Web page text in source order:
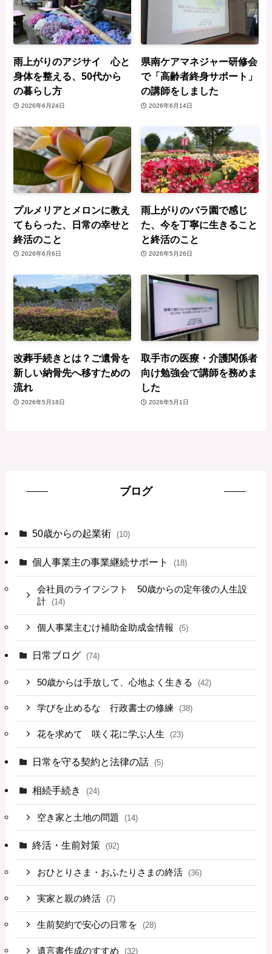
雨上がりのアジサイ 心と
身体を整える、50代から
の暮らし方
2026年6月24日
県南ケアマネジャー研修会
で「高齢者終身サポート」
の講師をしました
2026年6月14日
プルメリアとメロンに教え
てもらった、日常の幸せと
終活のこと
2026年6月6日
雨上がりのバラ園で感じ
た、今を丁寧に生きること
と終活のこと
2026年5月26日
改葬手続きとは？ご遺骨を
新しい納骨先へ移すための
流れ
2026年5月18日
取手市の医療・介護関係者
向け勉強会で講師を務めま
した
2026年5月1日
ブログ
50歳からの起業術 (10)
個人事業主の事業継続サポート (18)
会社員のライフシフト 50歳からの定年後の人生設
計
(14)
個人事業主むけ補助金助成金情報 (5)
日常ブログ (74)
50歳からは手放して、心地よく生きる (42)
学びを止めるな 行政書士の修練 (38)
花を求めて 咲く花に学ぶ人生 (23)
日常を守る契約と法律の話 (5)
相続手続き (24)
空き家と土地の問題 (14)
終活・生前対策 (92)
おひとりさま・おふたりさまの終活 (36)
実家と親の終活 (7)
生前契約で安心の日常を (28)
遺言書作成のすすめ (32)